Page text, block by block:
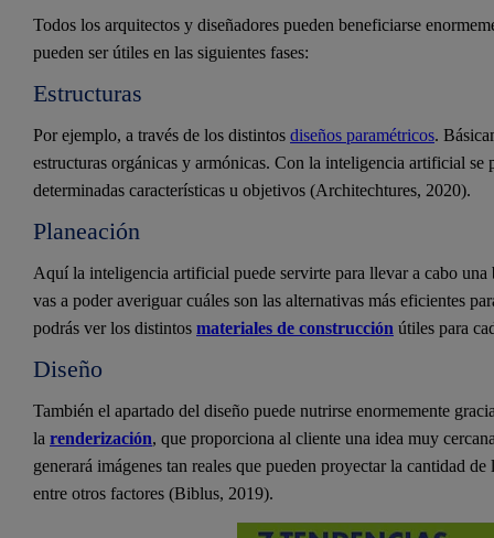
Todos los arquitectos y diseñadores pueden beneficiarse
pueden ser útiles en las siguientes fases:
Estructuras
Por ejemplo, a través de los distintos diseños paramétricos.
estructuras orgánicas y armónicas. Con la inteligencia artificial se
determinadas características u objetivos (Architechtures, 2020).
Planeación
Aquí la inteligencia artificial puede servirte para llevar a cabo
vas a poder averiguar cuáles son las alternativas más eficientes
podrás ver los distintos materiales de construcción útiles para
Diseño
También el apartado del diseño puede nutrirse enormemente
la renderización, que proporciona al cliente una idea muy
generará imágenes tan reales que pueden proyectar la cantidad
entre otros factores (Biblus, 2019).